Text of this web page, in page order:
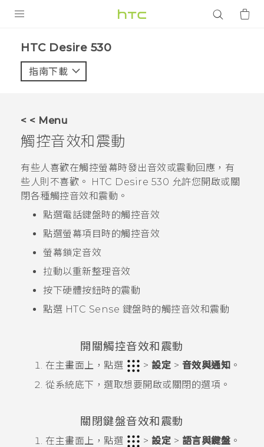
VIVE
應用程式
支援服務
HTC Desire 530‎
指南下載
< < Menu
觸控音效和震動
有些人喜歡在觸控螢幕時發出音效或震動回應，有
些人則不喜歡。
HTC Desire 530 允許您開啟或關
閉各種觸控音效和震動。
點選電話鍵盤時的觸控音效
點選螢幕項目時的觸控音效
螢幕鎖定音效
拉動以重新整理音效
按下硬體按鈕時的震動
點選 HTC Sense 鍵盤時的觸控音效和震動
開關觸控音效和震動
在主畫面上，點選 > 設定 > 音效與通知 。
從系統底下，選取想要開啟或關閉的選項。
關閉鍵盤音效和震動
在主畫面 上，點選 > 設定 > 語言與鍵盤 。